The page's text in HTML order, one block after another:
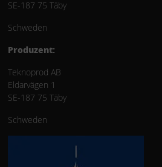
SE-187 75 Täby
Schweden
Produzent:
Teknoprod AB
Eldarvägen 1
SE-187 75 Täby
Schweden